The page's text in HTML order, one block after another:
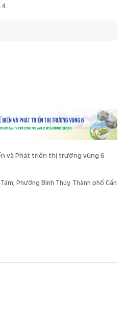
và Phát triển thị trường vùng 6
Phường Bình Thủy, Thành phố Cần